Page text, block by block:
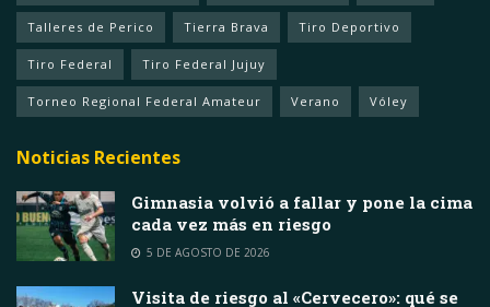
Talleres de Perico Tierra Brava Tiro Deportivo
Tiro Federal Tiro Federal Jujuy
Torneo Regional Federal Amateur Verano Vóley
Noticias Recientes
Gimnasia volvió a fallar y pone la cima
cada vez más en riesgo
5 DE AGOSTO DE 2026
Visita de riesgo al «Cervecero»: qué se